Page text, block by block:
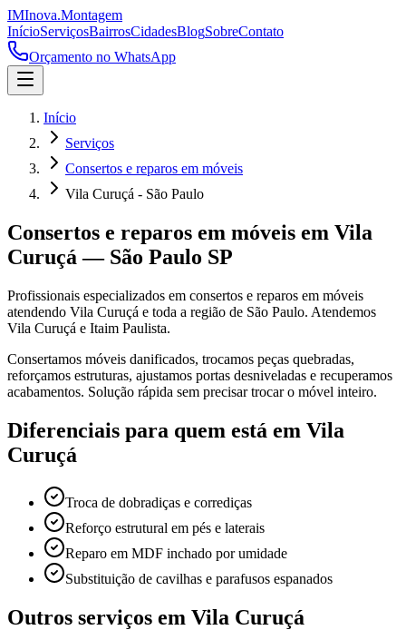
IMInova.Montagem
InícioServiçosBairrosCidadesBlogSobreContato
Orçamento no WhatsApp
Início
Serviços
Consertos e reparos em móveis
Vila Curuçá - São Paulo
Consertos e reparos em móveis em Vila
Curuçá — São Paulo SP
Profissionais especializados em consertos e reparos em móveis
atendendo Vila Curuçá e toda a região de São Paulo. Atendemos
Vila Curuçá e Itaim Paulista.
Consertamos móveis danificados, trocamos peças quebradas,
reforçamos estruturas, ajustamos portas desniveladas e recuperamos
acabamentos. Solução rápida sem precisar trocar o móvel inteiro.
Diferenciais para quem está em Vila
Curuçá
Troca de dobradiças e corrediças
Reforço estrutural em pés e laterais
Reparo em MDF inchado por umidade
Substituição de cavilhas e parafusos espanados
Outros serviços em Vila Curuçá